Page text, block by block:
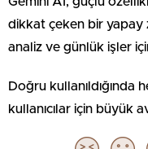
dikkat çeken bir yapay
analiz ve günlük işler
Doğru kullanıldığında
kullanıcılar için büyük